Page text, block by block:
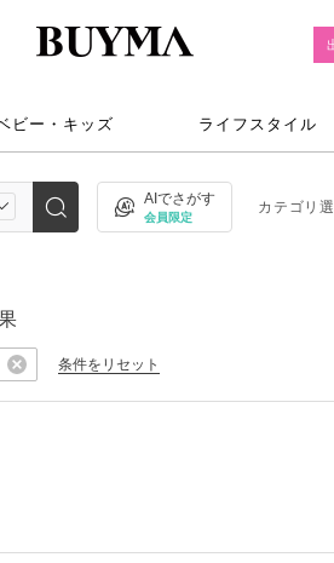
ビー・キッズ ライフスタイル
AIでさがす
会員限定
カテゴリ
条件をリセット